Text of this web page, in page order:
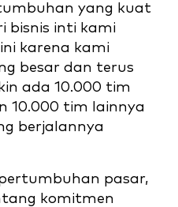
yang kuat
bisnis inti kami
karena kami
besar dan terus
ada 10.000 tim
10.000 tim lainnya
berjalannya
pasar,
komitmen